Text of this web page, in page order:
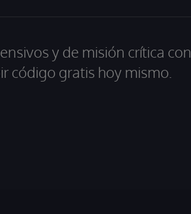
y de misión crítica con
código gratis hoy mismo.